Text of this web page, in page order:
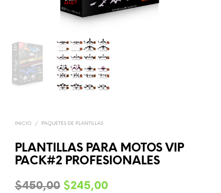
INICIO / PAQUETES DE PLANTILLAS
PLANTILLAS PARA MOTOS VIP
PACK#2 PROFESIONALES
$450,00 Original
$245,00Current